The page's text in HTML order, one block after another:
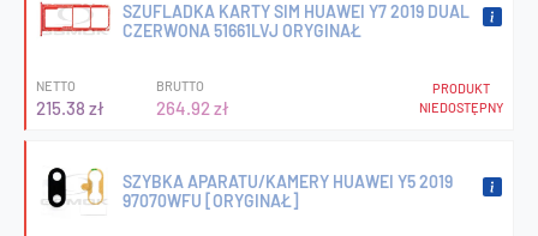
SZUFLADKA KARTY SIM HUAWEI Y7 2019 DUAL
CZERWONA 51661LVJ ORYGINAŁ
NETTO
215.38 zł
BRUTTO
264.92 zł
PRODUKT
NIEDOSTĘPNY
SZYBKA APARATU/KAMERY HUAWEI Y5 2019
97070WFU [ORYGINAŁ]